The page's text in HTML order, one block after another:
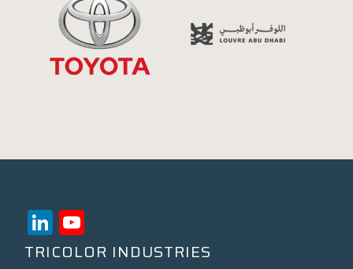
LinkedIn
Channel
TRICOLOR INDUSTRIES